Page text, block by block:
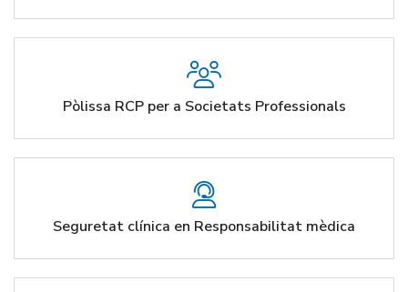
Pòlissa RCP per a Societats Professionals
Seguretat clínica en Responsabilitat mèdica